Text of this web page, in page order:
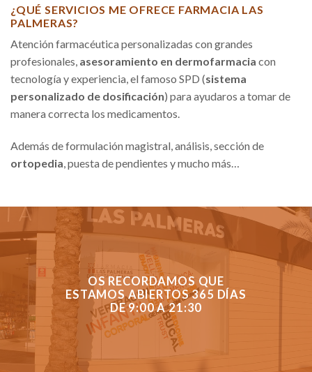
¿QUÉ SERVICIOS ME OFRECE FARMACIA LAS
PALMERAS?
Atención farmacéutica personalizadas con grandes
profesionales, asesoramiento en dermofarmacia con
tecnología y experiencia, el famoso SPD (sistema
personalizado de dosificación) para ayudaros a tomar de
manera correcta los medicamentos.
Además de formulación magistral, análisis, sección de
ortopedia , puesta de pendientes y mucho más…
OS RECORDAMOS QUE
ESTAMOS ABIERTOS 365 DÍAS
DE 9:00 A 21:30